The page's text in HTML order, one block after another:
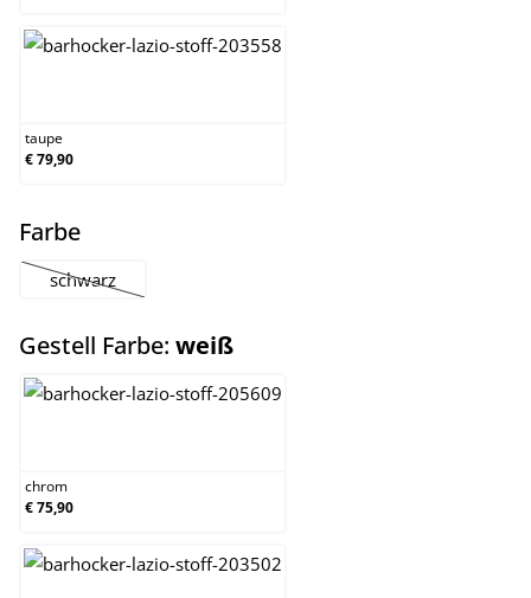
taupe
€ 79,90
Farbeauswählen
schwarz
(Diese Option ist zurzeit nicht verfügbar.)
Gestell Farbe: weißauswählen
chrom
€ 75,90